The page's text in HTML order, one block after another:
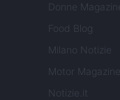
Donne Magazine
Food Blog
Milano Notizie
Motor Magazine
Notizie.it